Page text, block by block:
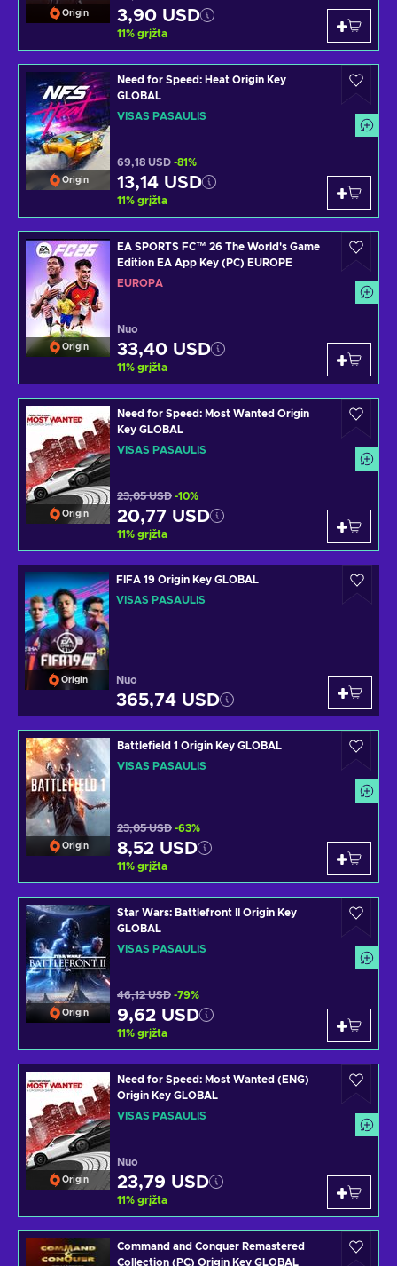
Origin 3,90 USD
11% grįžta
Origin
Need for Speed: Heat Origin Key
GLOBAL
VISAS PASAULIS
69,18 USD -81%
13,14 USD
11% grįžta
Origin
EA SPORTS FC™ 26 The World's Game
Edition EA App Key (PC) EUROPE
EUROPA
Nuo
33,40 USD
11% grįžta
Origin
Need for Speed: Most Wanted Origin
Key GLOBAL
VISAS PASAULIS
23,05 USD -10%
20,77 USD
11% grįžta
Origin
FIFA 19 Origin Key GLOBAL
VISAS PASAULIS
Nuo
365,74 USD
Origin
Battlefield 1 Origin Key GLOBAL
VISAS PASAULIS
23,05 USD -63%
8,52 USD
11% grįžta
Origin
Star Wars: Battlefront II Origin Key
GLOBAL
VISAS PASAULIS
46,12 USD -79%
9,62 USD
11% grįžta
Origin
Need for Speed: Most Wanted (ENG)
Origin Key GLOBAL
VISAS PASAULIS
Nuo
23,79 USD
11% grįžta
Command and Conquer Remastered
Collection (PC) Origin Key GLOBAL